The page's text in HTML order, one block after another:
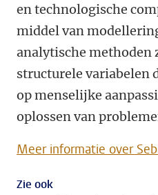
en technologische
middel van
analytische methoden
structurele variabelen
op menselijke
oplossen van
Meer informatie over
Zie ook